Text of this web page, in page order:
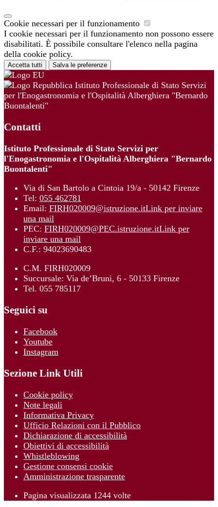
Cookie necessari per il funzionamento
I cookie necessari per il funzionamento non possono essere
disabilitati. È possibile consultare l'elenco nella pagina
della cookie policy.
Accetta tutti Salva le preferenze
Istituto Professionale di Stato Servizi
per l'Enogastronomia e l'Ospitalità Alberghiera "Bernardo
Buontalenti"
Contatti
Istituto Professionale di Stato Servizi per
l'Enogastronomia e l'Ospitalità Alberghiera "Bernardo
Buontalenti"
Via di San Bartolo a Cintoia 19/a - 50142 Firenze
Tel: 055 462781
Email: FIRH020009@istruzione.itLink per inviare
una mail
PEC: FIRH020009@PEC.istruzione.itLink per
inviare una mail
C.F.: 94023690483
C.M. FIRH020009
Succursale: Via de’Bruni, 6 - 50133 Firenze
Tel. 055 785117
Seguici su
Facebook
Youtube
Instagram
Sezione Link Utili
Cookie policy
Note legali
Informativa Privacy
Ufficio Relazioni con il Pubblico
Dichiarazione di accessibilità
Obiettivi di accessibilità
Whistleblowing
Gestione consensi cookie
Amministrazione trasparente
Pagina visualizzata 1244 volte